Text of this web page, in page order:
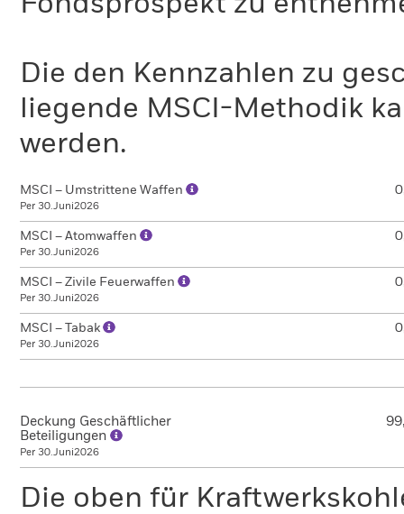
Die den Kennzahlen zu
liegende MSCI-Methodik
werden.
MSCI – Umstrittene Waffen
Per 30.Juni2026
MSCI – Atomwaffen
Per 30.Juni2026
MSCI – Zivile Feuerwaffen
Per 30.Juni2026
MSCI – Tabak
Per 30.Juni2026
Deckung Geschäftlicher
Beteiligungen
Per 30.Juni2026
Die oben für